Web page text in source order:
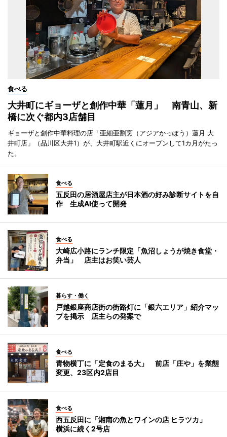
食べる
大井町にギョーザと創作中華「蓮月」 南青山、新
橋に次ぐ都内3店舗目
ギョーザと創作中華料理の店「亜細亜割烹（アジアかっぽう）蓮月 大
井町店」（品川区大井1）が、大井町駅近くにオープンして1カ月がたっ
た。
食べる
五反田の居酒屋店主が日本酒の好み診断サイトを自
作 生成AI使って開発
食べる
大崎広小路にランチ限定「魚沼しょうが焼き食堂・
弁当」 店主はお笑い芸人
暮らす・働く
戸越銀座商店街の街路灯に「銀六エリア」紹介マッ
プを掲示 店主らの発案で
食べる
青物横丁に「定食のまる大」 前店「庄や」を業態
変更、23区内2店目
食べる
西五反田に「湘南の魚とワインの店 ヒラツカ」
横浜に続く2号店